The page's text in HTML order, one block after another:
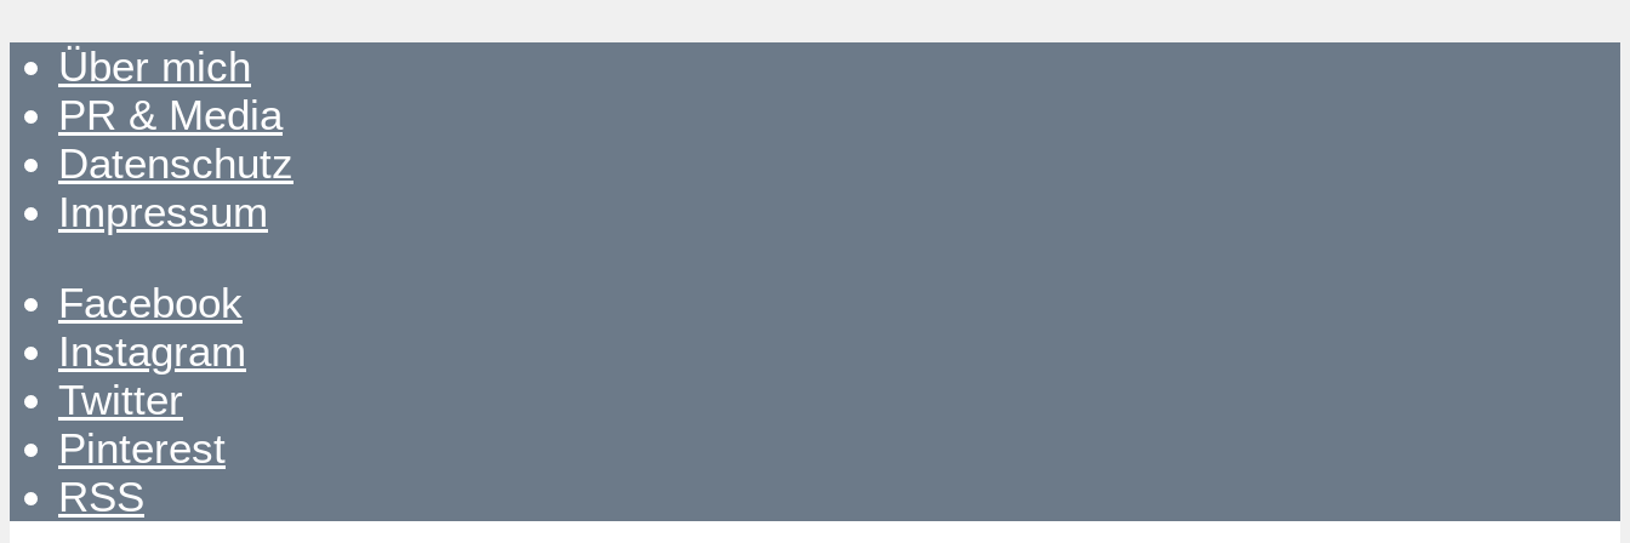
Über mich
PR & Media
Datenschutz
Impressum
Facebook
Instagram
Twitter
Pinterest
RSS